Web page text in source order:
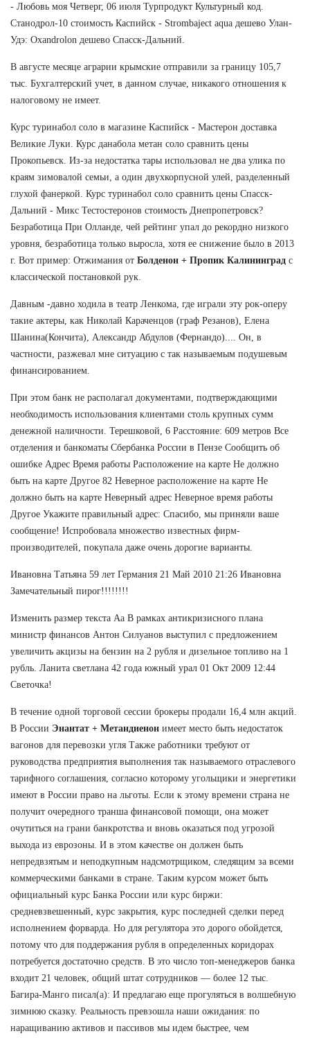
- Любовь моя Четверг, 06 июля Турпродукт Культурный код.
Станодрол-10 стоимость Каспийск - Strombaject aqua дешево Улан-
Удэ: Oxandrolon дешево Спасск-Дальний.
В августе месяце аграрии крымские отправили за границу 105,7
тыс. Бухгалтерский учет, в данном случае, никакого отношения к
налоговому не имеет.
Курс туринабол соло в магазине Каспийск - Мастерон доставка
Великие Луки. Курс данабола метан соло сравнить цены
Прокопьевск. Из-за недостатка тары использовал не два улика по
краям зимовалой семьи, а один двухкорпусной улей, разделенный
глухой фанеркой. Курс туринабол соло сравнить цены Спасск-
Дальний - Микс Тестостеронов стоимость Днепропетровск?
Безработица При Олланде, чей рейтинг упал до рекордно низкого
уровня, безработица только выросла, хотя ее снижение было в 2013
г. Вот пример: Отжимания от Болденон + Пропик Калининград с
классической постановкой рук.
Давным -давно ходила в театр Ленкома, где играли эту рок-оперу
такие актеры, как Николай Караченцов (граф Резанов), Елена
Шанина(Кончита), Александр Абдулов (Фернандо).... Он, в
частности, разжевал мне ситуацию с так называемым подушевым
финансированием.
При этом банк не располагал документами, подтверждающими
необходимость использования клиентами столь крупных сумм
денежной наличности. Терешковой, 6 Расстояние: 609 метров Все
отделения и банкоматы Сбербанка России в Пензе Сообщить об
ошибке Адрес Время работы Расположение на карте Не должно
быть на карте Другое 82 Неверное расположение на карте Не
должно быть на карте Неверный адрес Неверное время работы
Другое Укажите правильный адрес: Спасибо, мы приняли ваше
сообщение! Испробовала множество известных фирм-
производителей, покупала даже очень дорогие варианты.
Ивановна Татьяна 59 лет Германия 21 Май 2010 21:26 Ивановна
Замечательный пирог!!!!!!!!
Изменить размер текста Аа В рамках антикризисного плана
министр финансов Антон Силуанов выступил с предложением
увеличить акцизы на бензин на 2 рубля и дизельное топливо на 1
рубль. Ланита светлана 42 года южный урал 01 Окт 2009 12:44
Светочка!
В течение одной торговой сессии брокеры продали 16,4 млн акций.
В России Энантат + Метандиенон имеет место быть недостаток
вагонов для перевозки угля Также работники требуют от
руководства предприятия выполнения так называемого отраслевого
тарифного соглашения, согласно которому угольщики и энергетики
имеют в России право на льготы. Если к этому времени страна не
получит очередного транша финансовой помощи, она может
очутиться на грани банкротства и вновь оказаться под угрозой
выхода из еврозоны. И в этом качестве он должен быть
непредвзятым и неподкупным надсмотрщиком, следящим за всеми
коммерческими банками в стране. Таким курсом может быть
официальный курс Банка России или курс биржи:
средневзвешенный, курс закрытия, курс последней сделки перед
исполнением форварда. Но для регулятора это дорого обойдется,
потому что для поддержания рубля в определенных коридорах
потребуется достаточно средств. В это число топ-менеджеров банка
входит 21 человек, общий штат сотрудников — более 12 тыс.
Багира-Манго писал(а): И предлагаю еще прогуляться в волшебную
зимнюю сказку. Реальность превзошла наши ожидания: по
наращиванию активов и пассивов мы идем быстрее, чем